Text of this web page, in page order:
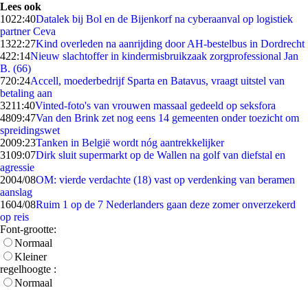
Lees ook
1022:40Datalek bij Bol en de Bijenkorf na cyberaanval op logistiek
partner Ceva
1322:27Kind overleden na aanrijding door AH-bestelbus in Dordrecht
422:14Nieuw slachtoffer in kindermisbruikzaak zorgprofessional Jan
B. (66)
720:24Accell, moederbedrijf Sparta en Batavus, vraagt uitstel van
betaling aan
3211:40Vinted-foto's van vrouwen massaal gedeeld op seksfora
4809:47Van den Brink zet nog eens 14 gemeenten onder toezicht om
spreidingswet
2009:23Tanken in België wordt nóg aantrekkelijker
3109:07Dirk sluit supermarkt op de Wallen na golf van diefstal en
agressie
2004/08OM: vierde verdachte (18) vast op verdenking van beramen
aanslag
1604/08Ruim 1 op de 7 Nederlanders gaan deze zomer onverzekerd
op reis
Font-grootte:
Normaal
Kleiner
regelhoogte :
Normaal